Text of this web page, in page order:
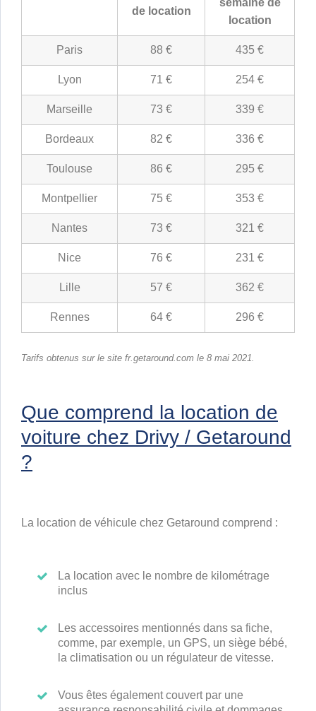
de location
semaine de
location
Paris 88 € 435 €
Lyon 71 € 254 €
Marseille 73 € 339 €
Bordeaux 82 € 336 €
Toulouse 86 € 295 €
Montpellier 75 € 353 €
Nantes 73 € 321 €
Nice 76 € 231 €
Lille 57 € 362 €
Rennes 64 € 296 €
Tarifs obtenus sur le site fr.getaround.com le 8 mai 2021.
Que comprend la location de
voiture chez Drivy / Getaround
?
La location de véhicule chez Getaround comprend :
La location avec le nombre de kilométrage
inclus
Les accessoires mentionnés dans sa fiche,
comme, par exemple, un GPS, un siège bébé,
la climatisation ou un régulateur de vitesse.
Vous êtes également couvert par une